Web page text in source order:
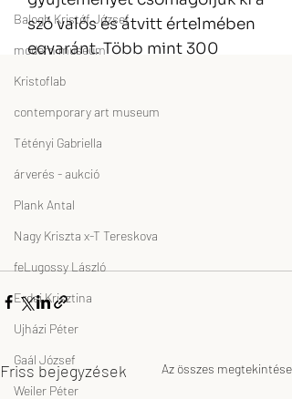
Balogh Kristóf József
modern museum
Kristoflab
contemporary art museum
Tétényi Gabriella
árverés - aukció
Plank Antal
Nagy Kriszta x-T Tereskova
feLugossy László
Erdei Krisztina
Ujházi Péter
Gaál József
Weiler Péter
Friss bejegyzések Az összes megtekintése